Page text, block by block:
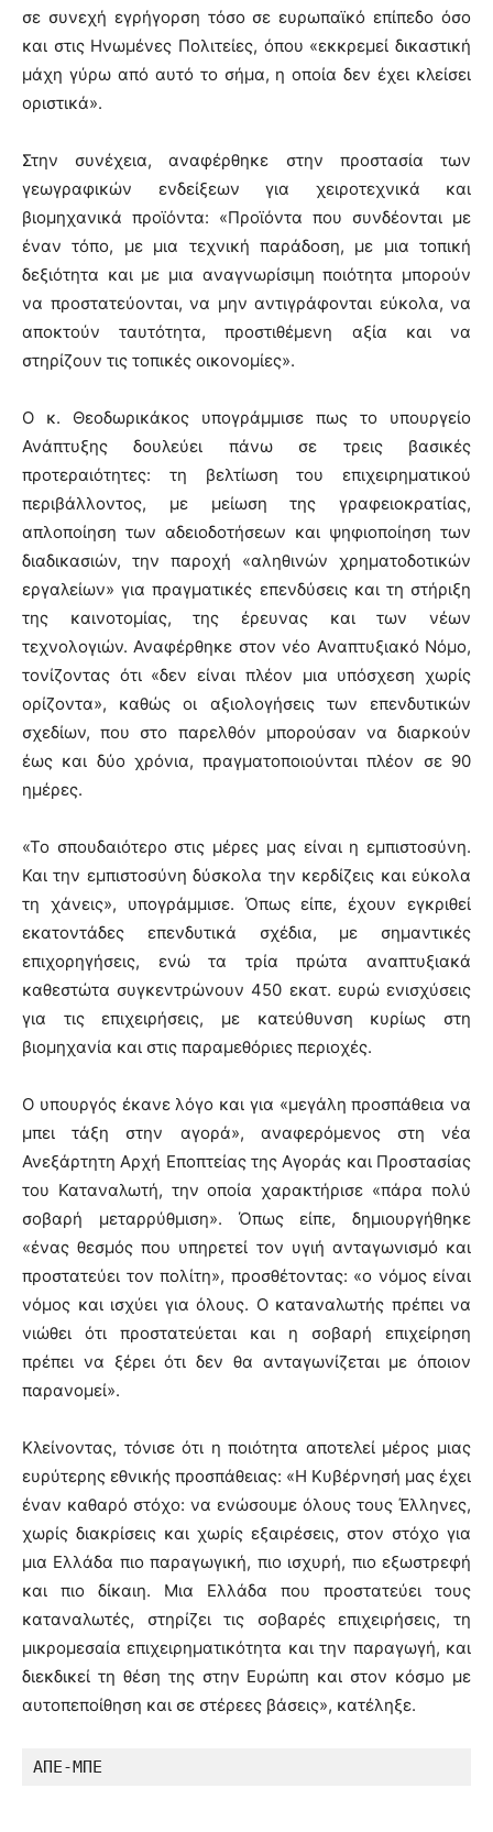
σε συνεχή εγρήγορση τόσο σε ευρωπαϊκό επίπεδο όσο
και στις Ηνωμένες Πολιτείες, όπου «εκκρεμεί δικαστική
μάχη γύρω από αυτό το σήμα, η οποία δεν έχει κλείσει
οριστικά».
Στην συνέχεια, αναφέρθηκε στην προστασία των
γεωγραφικών ενδείξεων για χειροτεχνικά και
βιομηχανικά προϊόντα: «Προϊόντα που συνδέονται με
έναν τόπο, με μια τεχνική παράδοση, με μια τοπική
δεξιότητα και με μια αναγνωρίσιμη ποιότητα μπορούν
να προστατεύονται, να μην αντιγράφονται εύκολα, να
αποκτούν ταυτότητα, προστιθέμενη αξία και να
στηρίζουν τις τοπικές οικονομίες».
Ο κ. Θεοδωρικάκος υπογράμμισε πως το υπουργείο
Ανάπτυξης δουλεύει πάνω σε τρεις βασικές
προτεραιότητες: τη βελτίωση του επιχειρηματικού
περιβάλλοντος, με μείωση της γραφειοκρατίας,
απλοποίηση των αδειοδοτήσεων και ψηφιοποίηση των
διαδικασιών, την παροχή «αληθινών χρηματοδοτικών
εργαλείων» για πραγματικές επενδύσεις και τη στήριξη
της καινοτομίας, της έρευνας και των νέων
τεχνολογιών. Αναφέρθηκε στον νέο Αναπτυξιακό Νόμο,
τονίζοντας ότι «δεν είναι πλέον μια υπόσχεση χωρίς
ορίζοντα», καθώς οι αξιολογήσεις των επενδυτικών
σχεδίων, που στο παρελθόν μπορούσαν να διαρκούν
έως και δύο χρόνια, πραγματοποιούνται πλέον σε 90
ημέρες.
«Το σπουδαιότερο στις μέρες μας είναι η εμπιστοσύνη.
Και την εμπιστοσύνη δύσκολα την κερδίζεις και εύκολα
τη χάνεις», υπογράμμισε. Όπως είπε, έχουν εγκριθεί
εκατοντάδες επενδυτικά σχέδια, με σημαντικές
επιχορηγήσεις, ενώ τα τρία πρώτα αναπτυξιακά
καθεστώτα συγκεντρώνουν 450 εκατ. ευρώ ενισχύσεις
για τις επιχειρήσεις, με κατεύθυνση κυρίως στη
βιομηχανία και στις παραμεθόριες περιοχές.
Ο υπουργός έκανε λόγο και για «μεγάλη προσπάθεια να
μπει τάξη στην αγορά», αναφερόμενος στη νέα
Ανεξάρτητη Αρχή Εποπτείας της Αγοράς και Προστασίας
του Καταναλωτή, την οποία χαρακτήρισε «πάρα πολύ
σοβαρή μεταρρύθμιση». Όπως είπε, δημιουργήθηκε
«ένας θεσμός που υπηρετεί τον υγιή ανταγωνισμό και
προστατεύει τον πολίτη», προσθέτοντας: «ο νόμος είναι
νόμος και ισχύει για όλους. Ο καταναλωτής πρέπει να
νιώθει ότι προστατεύεται και η σοβαρή επιχείρηση
πρέπει να ξέρει ότι δεν θα ανταγωνίζεται με όποιον
παρανομεί».
Κλείνοντας, τόνισε ότι η ποιότητα αποτελεί μέρος μιας
ευρύτερης εθνικής προσπάθειας: «Η Κυβέρνησή μας έχει
έναν καθαρό στόχο: να ενώσουμε όλους τους Έλληνες,
χωρίς διακρίσεις και χωρίς εξαιρέσεις, στον στόχο για
μια Ελλάδα πιο παραγωγική, πιο ισχυρή, πιο εξωστρεφή
και πιο δίκαιη. Μια Ελλάδα που προστατεύει τους
καταναλωτές, στηρίζει τις σοβαρές επιχειρήσεις, τη
μικρομεσαία επιχειρηματικότητα και την παραγωγή, και
διεκδικεί τη θέση της στην Ευρώπη και στον κόσμο με
αυτοπεποίθηση και σε στέρεες βάσεις», κατέληξε.
ΑΠΕ-ΜΠΕ